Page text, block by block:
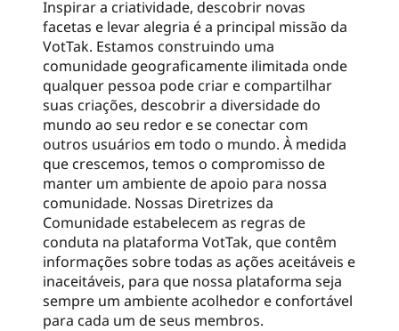
Inspirar a criatividade, descobrir novas
facetas e levar alegria é a principal missão da
VotTak. Estamos construindo uma
comunidade geograficamente ilimitada onde
qualquer pessoa pode criar e compartilhar
suas criações, descobrir a diversidade do
mundo ao seu redor e se conectar com
outros usuários em todo o mundo. À medida
que crescemos, temos o compromisso de
manter um ambiente de apoio para nossa
comunidade. Nossas Diretrizes da
Comunidade estabelecem as regras de
conduta na plataforma VotTak, que contêm
informações sobre todas as ações aceitáveis e
inaceitáveis, para que nossa plataforma seja
sempre um ambiente acolhedor e confortável
para cada um de seus membros.